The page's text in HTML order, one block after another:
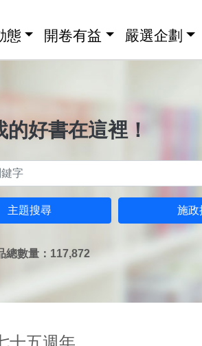
態 開卷有益 嚴選企劃
的好書在這裡！
主題搜尋 施政
總數量：117,872
十五週年